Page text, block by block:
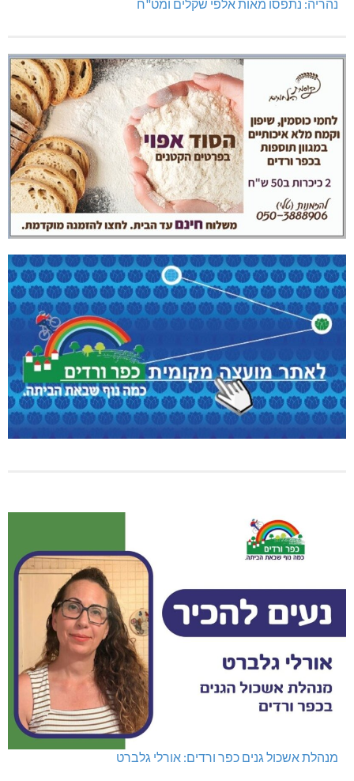
נהריה: נתפסו מאות אלפי שקלים ומט"ח
מנהלת אשכול גנים כפר ורדים: אורלי גלברט